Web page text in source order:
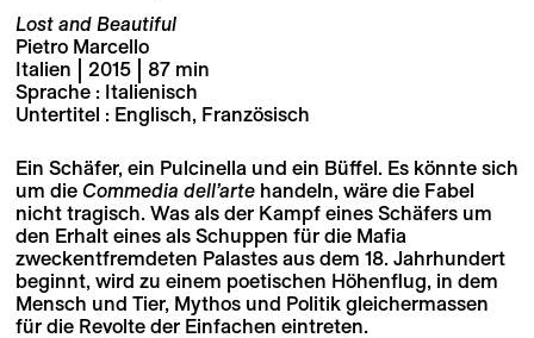
Lost and Beautiful
Pietro Marcello
Italien | 2015 | 87 min
Sprache : Italienisch
Untertitel : Englisch, Französisch
Ein Schäfer, ein Pulcinella und ein Büffel. Es könnte sich
um die Commedia dell’arte handeln, wäre die Fabel
nicht tragisch. Was als der Kampf eines Schäfers um
den Erhalt eines als Schuppen für die Mafia
zweckentfremdeten Palastes aus dem 18. Jahrhundert
beginnt, wird zu einem poetischen Höhenflug, in dem
Mensch und Tier, Mythos und Politik gleichermassen
für die Revolte der Einfachen eintreten.